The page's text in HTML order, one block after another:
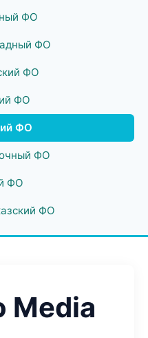
ФО
ФО
ФО
ФО
ФО
ФО
ФО
ФО
Media